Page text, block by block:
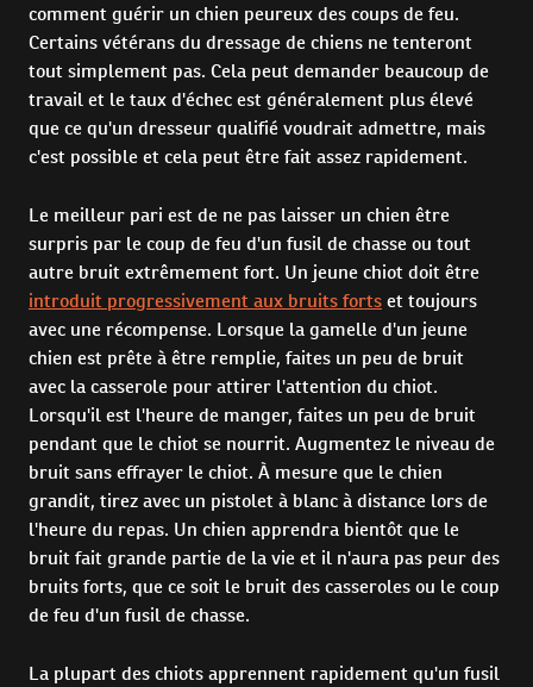
comment guérir un chien peureux des coups de feu.
Certains vétérans du dressage de chiens ne tenteront
tout simplement pas. Cela peut demander beaucoup de
travail et le taux d'échec est généralement plus élevé
que ce qu'un dresseur qualifié voudrait admettre, mais
c'est possible et cela peut être fait assez rapidement.
Le meilleur pari est de ne pas laisser un chien être
surpris par le coup de feu d'un fusil de chasse ou tout
autre bruit extrêmement fort. Un jeune chiot doit être
introduit progressivement aux bruits fortset toujours
avec une récompense. Lorsque la gamelle d'un jeune
chien est prête à être remplie, faites un peu de bruit
avec la casserole pour attirer l'attention du chiot.
Lorsqu'il est l'heure de manger, faites un peu de bruit
pendant que le chiot se nourrit. Augmentez le niveau de
bruit sans effrayer le chiot. À mesure que le chien
grandit, tirez avec un pistolet à blanc à distance lors de
l'heure du repas. Un chien apprendra bientôt que le
bruit fait grande partie de la vie et il n'aura pas peur des
bruits forts, que ce soit le bruit des casseroles ou le coup
de feu d'un fusil de chasse.
La plupart des chiots apprennent rapidement qu'un fusil